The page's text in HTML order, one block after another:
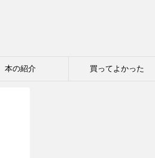
本の紹介 買ってよかった